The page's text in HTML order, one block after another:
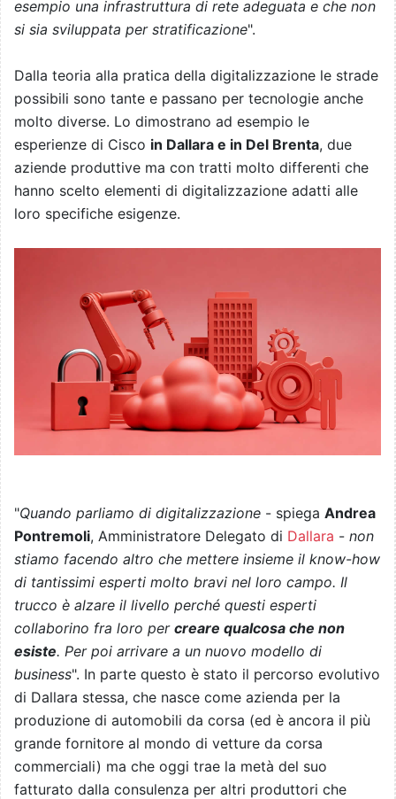
esempio una infrastruttura di rete adeguata e che non
si sia sviluppata per stratificazione".
Dalla teoria alla pratica della digitalizzazione le strade
possibili sono tante e passano per tecnologie anche
molto diverse. Lo dimostrano ad esempio le
esperienze di Cisco in Dallara e in Del Brenta, due
aziende produttive ma con tratti molto differenti che
hanno scelto elementi di digitalizzazione adatti alle
loro specifiche esigenze.
"Quando parliamo di digitalizzazione - spiega Andrea
Pontremoli, Amministratore Delegato di Dallara - non
stiamo facendo altro che mettere insieme il know-how
di tantissimi esperti molto bravi nel loro campo. Il
trucco è alzare il livello perché questi esperti
collaborino fra loro per creare qualcosa che non
esiste. Per poi arrivare a un nuovo modello di
business". In parte questo è stato il percorso evolutivo
di Dallara stessa, che nasce come azienda per la
produzione di automobili da corsa (ed è ancora il più
grande fornitore al mondo di vetture da corsa
commerciali) ma che oggi trae la metà del suo
fatturato dalla consulenza per altri produttori che